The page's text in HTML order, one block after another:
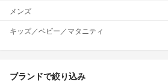
メンズ
キッズ／ベビー／マタニティ
ブランドで絞り込み